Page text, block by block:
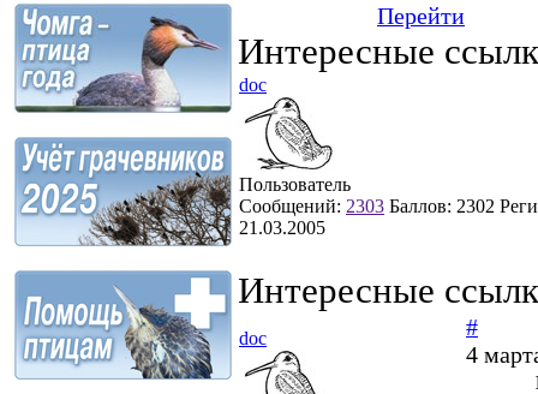
Перейти
Интересные
doc
Пользователь
Сообщений: 2303 Баллов: 2302
21.03.2005
Интересные
doc
#
4